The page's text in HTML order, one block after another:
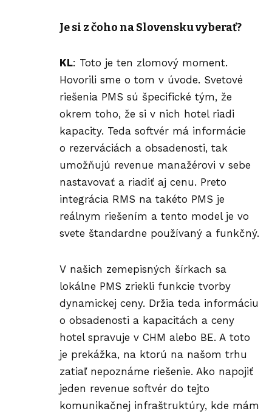
Je si z čoho na Slovensku vyberať?
KL: Toto je ten zlomový moment.
Hovorili sme o tom v úvode. Svetové
riešenia PMS sú špecifické tým, že
okrem toho, že si v nich hotel riadi
kapacity. Teda softvér má informácie
o rezerváciách a obsadenosti, tak
umožňujú revenue manažérovi v sebe
nastavovať a riadiť aj cenu. Preto
integrácia RMS na takéto PMS je
reálnym riešením a tento model je vo
svete štandardne používaný a funkčný.
V našich zemepisných šírkach sa
lokálne PMS zriekli funkcie tvorby
dynamickej ceny. Držia teda informáciu
o obsadenosti a kapacitách a ceny
hotel spravuje v CHM alebo BE. A toto
je prekážka, na ktorú na našom trhu
zatiaľ nepoznáme riešenie. Ako napojiť
jeden revenue softvér do tejto
komunikačnej infraštruktúry, kde mám